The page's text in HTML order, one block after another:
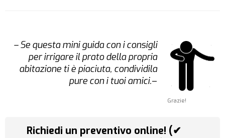
Grazie!
– Se questa mini guida con i consigli
per irrigare il prato della propria
abitazione ti è piaciuta, condividila
pure con i tuoi amici.–
Richiedi un preventivo online! (✔